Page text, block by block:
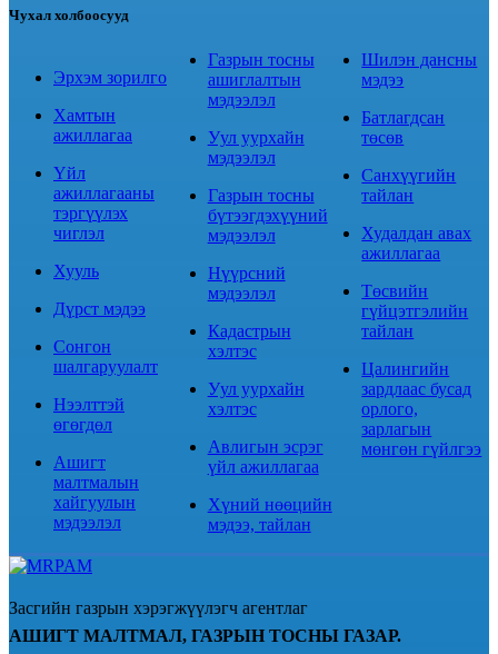
Чухал холбоосууд
Эрхэм зорилго
Хамтын
ажиллагаа
Үйл
ажиллагааны
тэргүүлэх
чиглэл
Хууль
Дүрст мэдээ
Сонгон
шалгаруулалт
Нээлттэй
өгөгдөл
Ашигт
малтмалын
хайгуулын
мэдээлэл
Газрын тосны
ашиглалтын
мэдээлэл
Уул уурхайн
мэдээлэл
Газрын тосны
бүтээгдэхүүний
мэдээлэл
Нүүрсний
мэдээлэл
Кадастрын
хэлтэс
Уул уурхайн
хэлтэс
Авлигын эсрэг
үйл ажиллагаа
Хүний нөөцийн
мэдээ, тайлан
Шилэн дансны
мэдээ
Батлагдсан
төсөв
Санхүүгийн
тайлан
Худалдан авах
ажиллагаа
Төсвийн
гүйцэтгэлийн
тайлан
Цалингийн
зардлаас бусад
орлого,
зарлагын
мөнгөн гүйлгээ
Засгийн газрын хэрэгжүүлэгч агентлаг
АШИГТ МАЛТМАЛ, ГАЗРЫН ТОСНЫ ГАЗАР.